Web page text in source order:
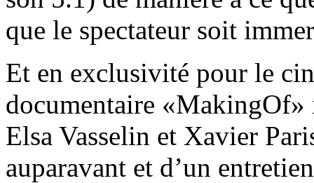
que le spectateur soit
Et en exclusivité pour le
documentaire «MakingOf»
Elsa Vasselin et Xavier
auparavant et d’un